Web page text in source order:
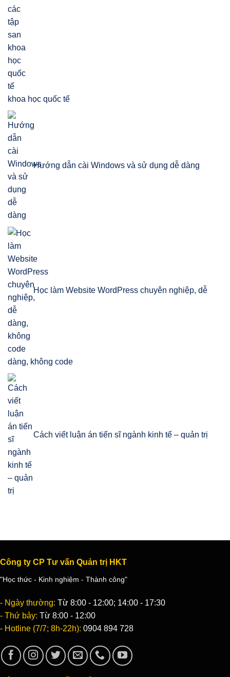
khoa học quốc tế
Hướng dẫn cài Windows và sử dụng dễ dàng
Học làm Website WordPress chuyên nghiệp, dễ
dàng, không code
Cách viết luận án tiến sĩ ngành kinh tế – quản trị
Công ty CP Tư vấn Quản trị HKT
"Học thức - Kinh nghiệm - Thành công"
- Ngày thường: Từ 8:00 - 12:00; 14:00 - 17:30
- Thứ bảy: Từ 8:00 - 12:00
- Hotline (7/7; 8h-22h): 0904 894 728